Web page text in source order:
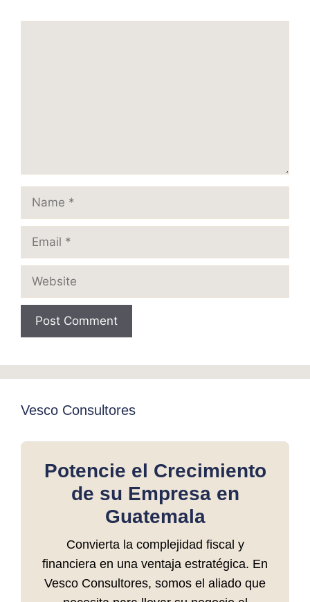
Vesco Consultores
Potencie el Crecimiento
de su Empresa en
Guatemala
Convierta la complejidad fiscal y
financiera en una ventaja estratégica. En
Vesco Consultores, somos el aliado que